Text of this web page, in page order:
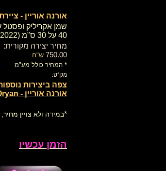
אורנה אוריין -
שמן אקריליק ופסטל
40 על 30 ס"מ (2022)
מחיר יצירה מקורית:
750.00 ש"ח
* המחיר כולל מע"מ
מק"ט:
צפה ביצירות
אורנה אוריין - Orna Oryan
*במידה ולא צויין
הזמן עכשיו